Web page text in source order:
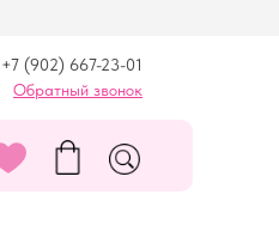
+7 (902) 667-23-01
Обратный звонок